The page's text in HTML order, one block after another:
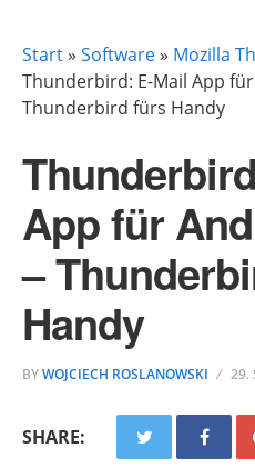
Start» Software» Mozilla
Thunderbird: E-Mail App
Thunderbird fürs Handy
App für
–
Handy
BYWOJCIECH ROSLANOWSKI 29.
SHARE: